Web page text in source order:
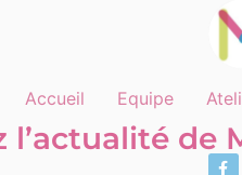
Accueil Equipe
l’actualité de